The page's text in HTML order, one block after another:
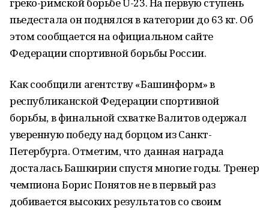
пьедестала он поднялся в категории до 63 кг. Об
этом сообщается на официальном сайте
Федерации спортивной борьбы России.
Как сообщили агентству «Башинформ» в
республиканской Федерации спортивной
борьбы, в финальной схватке Валитов одержал
уверенную победу над борцом из Санкт-
Петербурга. Отметим, что данная награда
досталась Башкирии спустя многие годы. Тренер
чемпиона Борис Понятов не в первый раз
добивается высоких результатов со своим